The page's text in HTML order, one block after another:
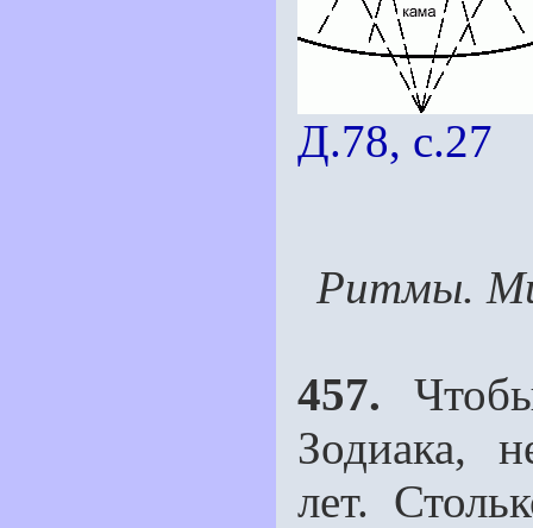
Д.78, с.27
Ритмы.
457.
Зодиака,
лет.